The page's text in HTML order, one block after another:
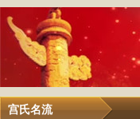
宫氏名流